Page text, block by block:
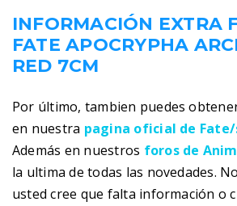
INFORMACIÓN EXTRA
FATE APOCRYPHA
RED 7CM
Por último, tambien puedes
en nuestra pagina oficial de
Además en nuestros foros de
la ultima de todas las novedades.
usted cree que falta información o